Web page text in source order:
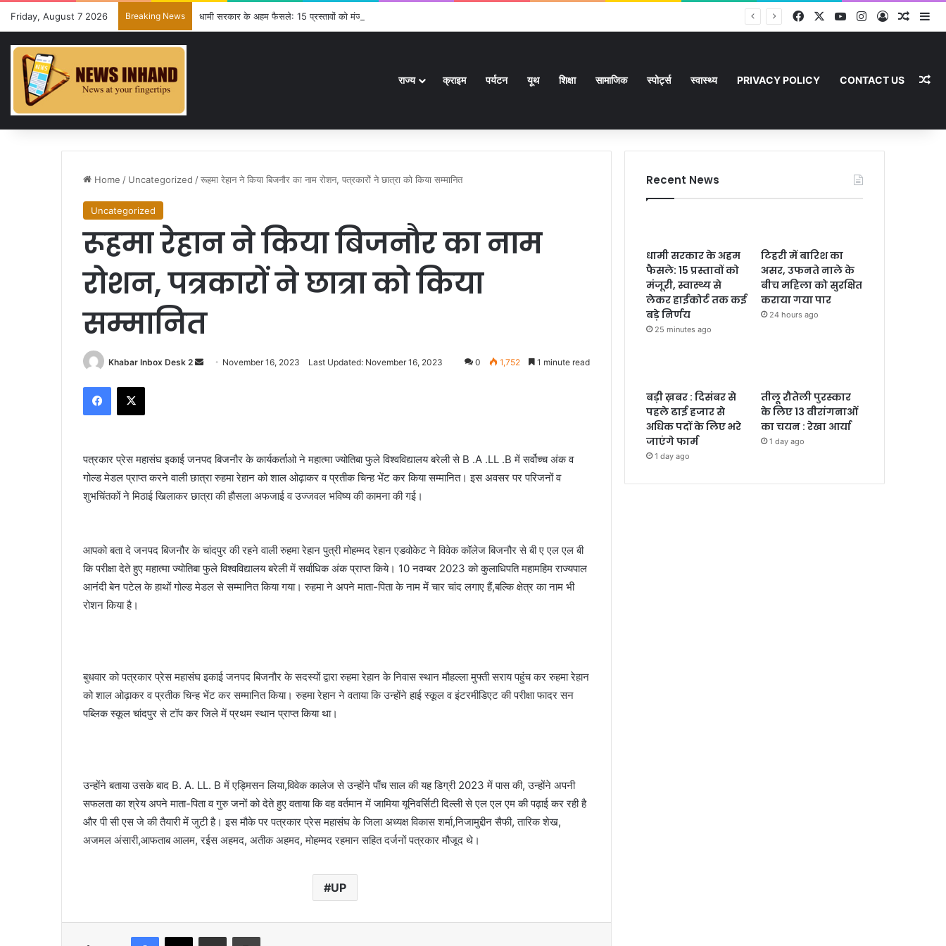
Friday, August 7 2026 Breaking News धामी सरकार के अहम फैसले: 15 प्रस्तावों को मंजूरी, स्वास्थ्य से लेकर हाईकोर्ट तक कई बड़े निर्णय FacebookYouTubeInstagram
Log In
राज्य क्राइम पर्यटन यूथ शिक्षा सामाजिक स्पोर्ट्स स्वास्थ्य PRIVACY POLICY CONTACT US
Home / Uncategorized /रूहमा रेहान ने किया बिजनौर का नाम रोशन, पत्रकारों ने छात्रा को किया सम्मानित
Uncategorized
रूहमा रेहान ने किया बिजनौर का नाम
रोशन, पत्रकारों ने छात्रा को किया
सम्मानित
Khabar Inbox Desk 2
Send November 16, 2023 Last Updated: November 16, 2023 0 1,752 1 minute read
Facebook
X
पत्रकार प्रेस महासंघ इकाई जनपद बिजनौर के कार्यकर्ताओ ने महात्मा ज्योतिबा फुले विश्वविद्यालय बरेली से B .A .LL .B में सर्वोच्च अंक व
गोल्ड मेडल प्राप्त करने वाली छात्रा रुहमा रेहान को शाल ओढ़ाकर व प्रतीक चिन्ह भेंट कर किया सम्मानित। इस अवसर पर परिजनों व
शुभचिंतकों ने मिठाई खिलाकर छात्रा की हौसला अफजाई व उज्जवल भविष्य की कामना की गई।
आपको बता दे जनपद बिजनौर के चांदपुर की रहने वाली रुहमा रेहान पुत्री मोहम्मद रेहान एडवोकेट ने विवेक कॉलेज बिजनौर से बी ए एल एल बी
कि परीक्षा देते हुए महात्मा ज्योतिबा फुले विश्वविद्यालय बरेली में सर्वाधिक अंक प्राप्त किये। 10 नवम्बर 2023 को कुलाधिपति महामहिम राज्यपाल
आनंदी बेन पटेल के हाथों गोल्ड मेडल से सम्मानित किया गया। रुहमा ने अपने माता-पिता के नाम में चार चांद लगाए हैं,बल्कि क्षेत्र का नाम भी
रोशन किया है।
बुधवार को पत्रकार प्रेस महासंघ इकाई जनपद बिजनौर के सदस्यों द्वारा रुहमा रेहान के निवास स्थान मौहल्ला मुफ्ती सराय पहुंच कर रुहमा रेहान
को शाल ओढ़ाकर व प्रतीक चिन्ह भेंट कर सम्मानित किया। रुहमा रेहान ने वताया कि उन्होंने हाई स्कूल व इंटरमीडिएट की परीक्षा फादर सन
पब्लिक स्कूल चांदपुर से टॉप कर जिले में प्रथम स्थान प्राप्त किया था।
उन्होंने बताया उसके बाद B. A. LL. B में एड्मिसन लिया,विवेक कालेज से उन्होंने पाँच साल की यह डिग्री 2023 में पास की, उन्होंने अपनी
सफलता का श्रेय अपने माता-पिता व गुरु जनों को देते हुए वताया कि वह वर्तमान में जामिया यूनिवर्सिटी दिल्ली से एल एल एम की पढ़ाई कर रही है
और पी सी एस जे की तैयारी में जुटी है। इस मौके पर पत्रकार प्रेस महासंघ के जिला अध्यक्ष विकास शर्मा,निजामुद्दीन सैफी, तारिक शेख,
अजमल अंसारी,आफताब आलम, रईस अहमद, अतीक अहमद, मोहम्मद रहमान सहित दर्जनों पत्रकार मौजूद थे।
UP
Facebook
X Share via Email Print
Recent News
धामी सरकार के अहम
फैसले: 15 प्रस्तावों को
मंजूरी, स्वास्थ्य से
लेकर हाईकोर्ट तक कई
बड़े निर्णय
25 minutes ago
टिहरी में बारिश का
असर, उफनते नाले के
बीच महिला को सुरक्षित
कराया गया पार
24 hours ago
बड़ी ख़बर : दिसंबर से
पहले ढाई हजार से
अधिक पदों के लिए भरे
जाएंगे फार्म
1 day ago
तीलू रौतेली पुरस्कार
के लिए 13 वीरांगनाओं
का चयन : रेखा आर्या
1 day ago